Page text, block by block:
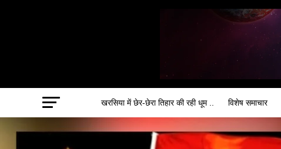
खरसिया में छेर-छेरा तिहार की रही धूम .. विशेष समाचार